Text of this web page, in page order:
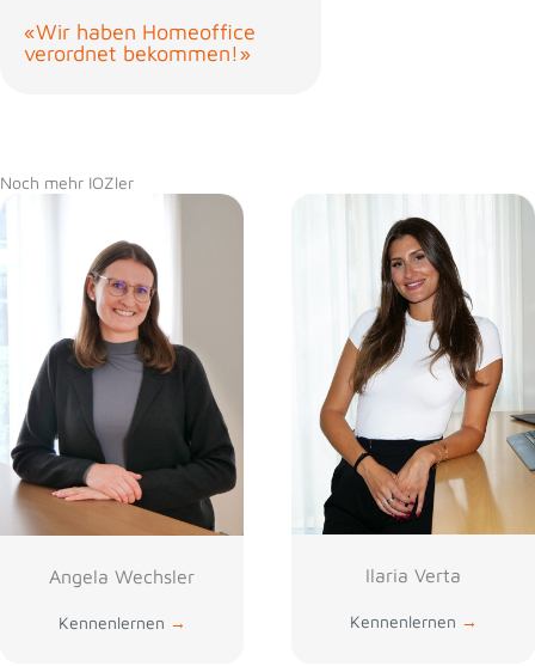
«Wir haben Homeoffice
verordnet bekommen!»
Noch mehr IOZler
Angela Wechsler
Kennenlernen →
Ilaria Verta
Kennenlernen →